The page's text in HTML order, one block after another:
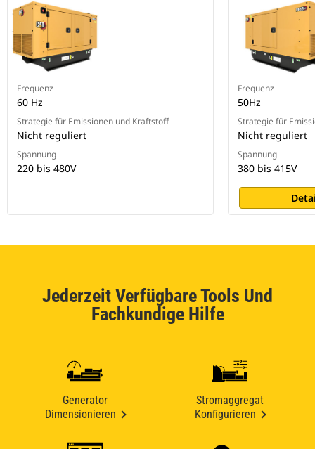
Frequenz
60 Hz
Strategie für Emissionen und Kraftstoff
Nicht reguliert
Spannung
220 bis 480V
Frequenz
50Hz
Strategie für
Nicht reguliert
Spannung
380 bis 415V
Jederzeit Verfügbare Tools Und
Fachkundige Hilfe
Generator
Dimensionieren
Stromaggregat
Konfigurieren